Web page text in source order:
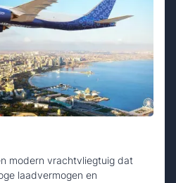
modern vrachtvliegtuig dat
laadvermogen en